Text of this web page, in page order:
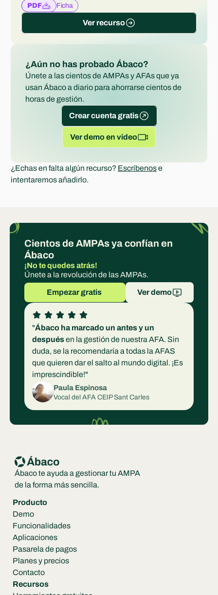
PDF Ficha
Ver recurso
¿Aún no has probado Ábaco?
Únete a las cientos de AMPAs y AFAs que ya
usan Ábaco a diario para ahorrarse cientos de
horas de gestión.
Crear cuenta gratis
Ver demo en video
¿Echas en falta algún recurso? Escríbenos e
intentaremos añadirlo.
Cientos de AMPAs ya confían en
Ábaco
¡No te quedes atrás!
Únete a la revolución de las AMPAs.
Empezar gratis Ver demo
"Ábaco ha marcado un antes y un
después en la gestión de nuestra AFA. Sin
duda, se la recomendaría a todas la AFAS
que quieren dar el salto al mundo digital. ¡Es
imprescindible!"
Paula Espinosa
Vocal del AFA CEIP Sant Carles
Ábaco te ayuda a gestionar tu AMPA
de la forma más sencilla.
Producto
Demo
Funcionalidades
Aplicaciones
Pasarela de pagos
Planes y precios
Contacto
Recursos